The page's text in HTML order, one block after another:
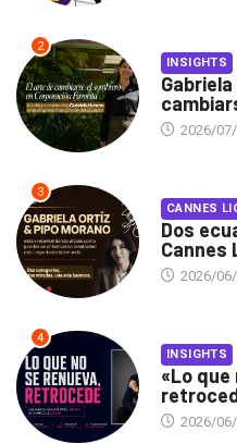
2
INSIGHTS
2026/
3
CANNES
Dos
Cannes
2026/
4
INSIGHTS
«Lo que
2026/